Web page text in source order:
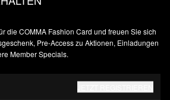
die COMMA Fashion Card und freuen Sie sich
Pre-Access zu Aktionen, Einladungen
Member Specials.